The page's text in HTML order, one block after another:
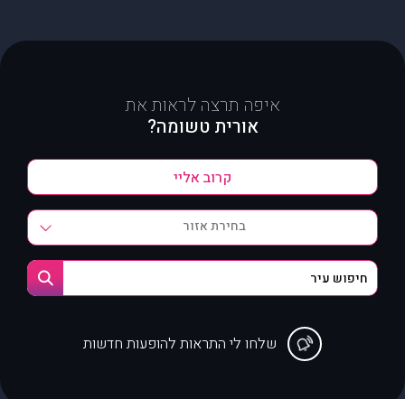
איפה תרצה לראות את
אורית טשומה?
בחירת אזור
שלחו לי התראות להופעות חדשות